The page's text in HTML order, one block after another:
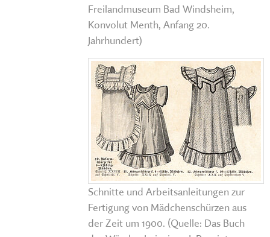
Freilandmuseum Bad Windsheim,
Konvolut Menth, Anfang 20.
Jahrhundert)
Schnitte und Arbeitsanleitungen zur
Fertigung von Mädchenschürzen aus
der Zeit um 1900. (Quelle: Das Buch